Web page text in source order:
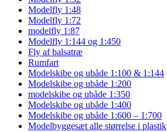
Modelfly 1:48
Modelfly 1:72
modelfly 1:87
Modelfly 1:144 og 1:450
Fly af balsatræ
Rumfart
Modelskibe og ubåde 1:100 & 1:144
Modelskibe og ubåde 1:200
modelskibe og ubåde 1:350
Modelskibe og ubåde 1:400
Modelskibe og ubåde 1:600 – 1:700
Modelbyggesæt alle størrelse i plastik